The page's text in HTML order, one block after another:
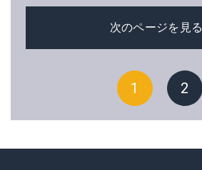
次のページを見る
1 2